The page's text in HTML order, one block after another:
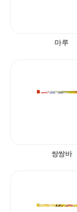
마루
쌍쌍바